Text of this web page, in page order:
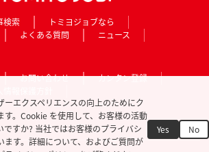
検索
トミヨジョブなら
よくある質問
ニュース
お問い合わせ
カンタン登録
ーエクスペリエンスの向上のためにク
す。Cookie を使用して、お客様の活動
ですか? 当社ではお客様のプライバシ
ます。詳細について、およびご質問が
Yes No